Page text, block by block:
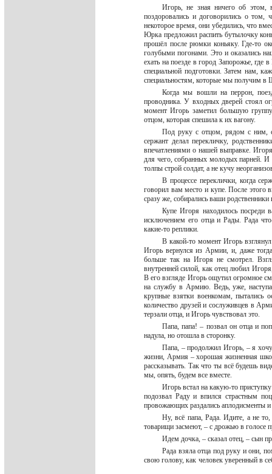
Игорь, не зная ничего об
поздоровались и договорились о том,
некоторое время, они убедились, что
Юрка предложил распить бутылочку
прошёл после рюмки коньяку. Где-то
голубыми погонами. Это и оказались
ехать на поезде в город Запорожье,
специальной подготовки. Затем нам,
специальностям, которые мы получим
Когда мы вошли на перрон,
проводника. У входных дверей стоял
момент Игорь заметил большую
отцом, которая спешила к их вагону.
Под руку с отцом, рядом с ним,
сержант делал перекличку,
впечатлениями о нашей выправке.
для чего, собранных молодых парней. И
толпы строй солдат, а не кучу
В процессе переклички, когда
говорил вам место и купе. После этого
сразу же, собирались ваши
Купе Игоря находилось посреди
исключением его отца и Рады. Рада
какие-то реплики.
В какой-то момент Игорь
Игорь вернулся из Армии, и, даже
больше так на Игоря не смотрел.
внутренней силой, как отец любил
В его взгляде Игорь ощутил огромное
на службу в Армию. Ведь, уже,
крупные взятки военкомам, пытались
количество друзей и сослуживцев в
терзали отца, и Игорь чувствовал это.
Папа, папа! – позвал он отца и
надула, но отошла в сторонку.
Папа, – продолжил Игорь, – я
жизни, Армия – хорошая жизненная
рассказывать. Так что ты всё будешь
мы, опять, будем все вместе.
Игорь встал на какую-то
подозвал Раду и впился страстным
провожающих раздались аплодисменты
Ну, всё папа, Рада. Идите, а не
товарищи засмеют, – с дрожью в голосе
Идем дочка, – сказал отец, – сын
Рада взяла отца под руку и они,
свою голову, как человек уверенный в